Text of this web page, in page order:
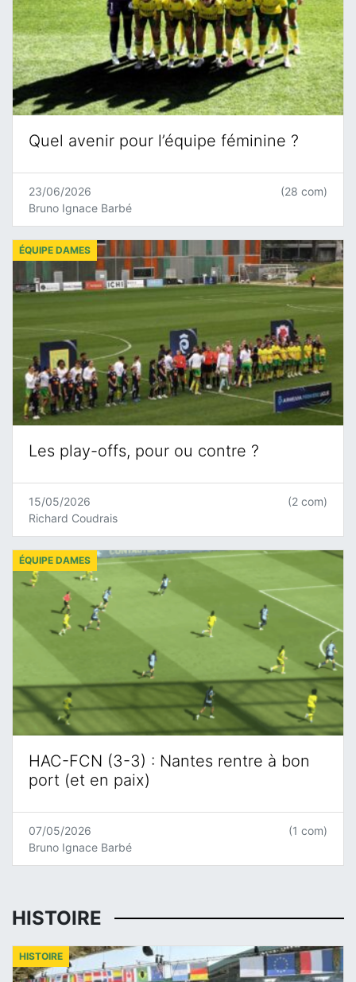
Quel avenir pour l’équipe féminine ?
23/06/2026
Bruno Ignace Barbé
(28 com)
Les play-offs, pour ou contre ?
ÉQUIPE DAMES
15/05/2026
Richard Coudrais
(2 com)
HAC-FCN (3-3) : Nantes rentre à bon
port (et en paix)
ÉQUIPE DAMES
07/05/2026
Bruno Ignace Barbé
(1 com)
HISTOIRE
HISTOIRE